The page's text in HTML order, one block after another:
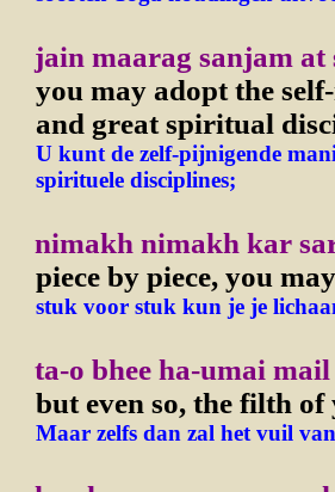
jain maarag sanjam at
you may adopt the
and great spiritual
U kunt de zelf-pijnigende
spirituele disciplines;
nimakh nimakh kar
piece by piece, you
stuk voor stuk kun je je
ta-o bhee ha-umai
but even so, the filth
Maar zelfs dan zal het vuil